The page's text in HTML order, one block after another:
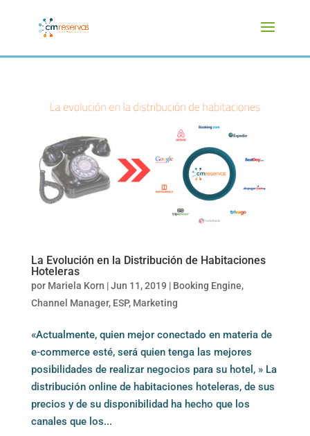
La Evolución en la Distribución de Habitaciones
Hoteleras
por Mariela Korn |Jun 11, 2019 | Booking Engine,
Channel Manager, ESP, Marketing
«Actualmente, quien mejor conectado en materia de
e-commerce esté, será quien tenga las mejores
posibilidades de realizar negocios para su hotel, » La
distribución online de habitaciones hoteleras, de sus
precios y de su disponibilidad ha hecho que los
canales que los...